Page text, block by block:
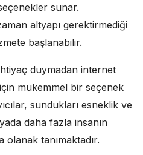
sunar.
altyapı gerektirmediği
başlanabilir.
duymadan internet
mükemmel bir seçenek
sundukları esneklik ve
daha fazla insanın
olanak tanımaktadır.